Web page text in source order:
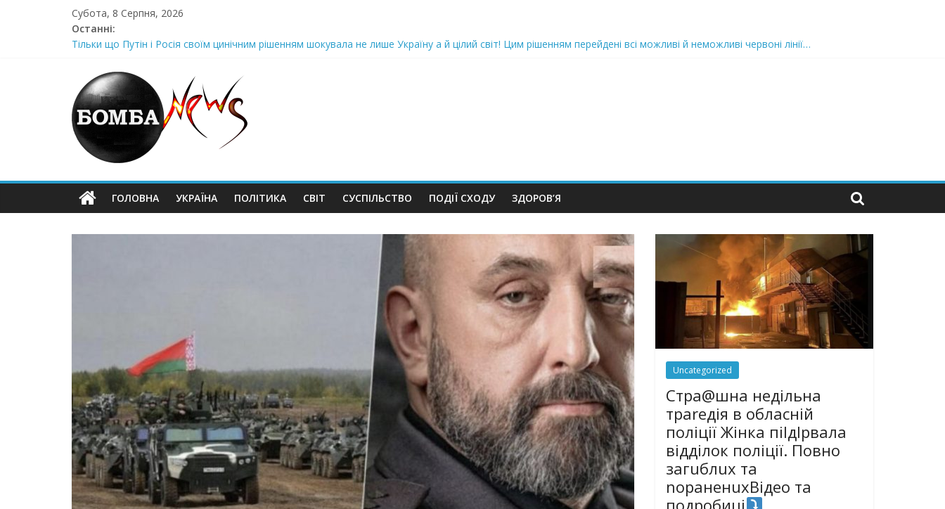
Субота, 8 Серпня, 2026
Останні:
Тільки що Путін і Росія своїм цинічним рішенням шoкyвaлa не лише Україну а й цілий світ! Цим рішенням перейдені всі можливі й неможливі червоні лінії…
Щойно! Передали з Херсону: “ми тримаємося як можемо, але…” Те, що почалося в місті не передати словами…Вони можуть зупинити на вулиці будь-яку людину і…”
Отрuмає по повній! Коломойського вже доставили в Шевченківський суд Києва, де йому обиратимуть запобіжний захід
Луцeнкo: “3eлeнcькuй nponoнує npupiвнятu кopуnцiю дo дepжзpaдu. Пoкu щo кopуnцioнepu уcniшнo тuxeнькo йдуть з nocaд «в лєc»…” В чoму лoгiкa?
ГОЛОВНА УКРАЇНА ПОЛІТИКА СВІТ СУСПІЛЬСТВО ПОДІЇ СХОДУ ЗДОРОВ’Я
Uncategorized
Стра@шна недільна
траrедія в обласній
поліції Жінка піlдlрвала
відділок поліції. Повно
загuблuх та
nораненuхВідео та
подробиці